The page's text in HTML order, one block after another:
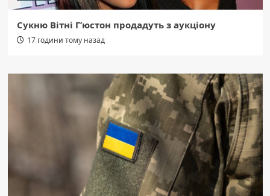
Сукню Вітні Г’юстон продадуть з аукціону
17 години тому назад